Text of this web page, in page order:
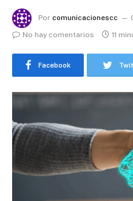
Por comunicacionescc
No hay comentarios
11
Facebook